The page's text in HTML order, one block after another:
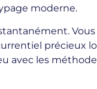
moderne.
précieux
avec les